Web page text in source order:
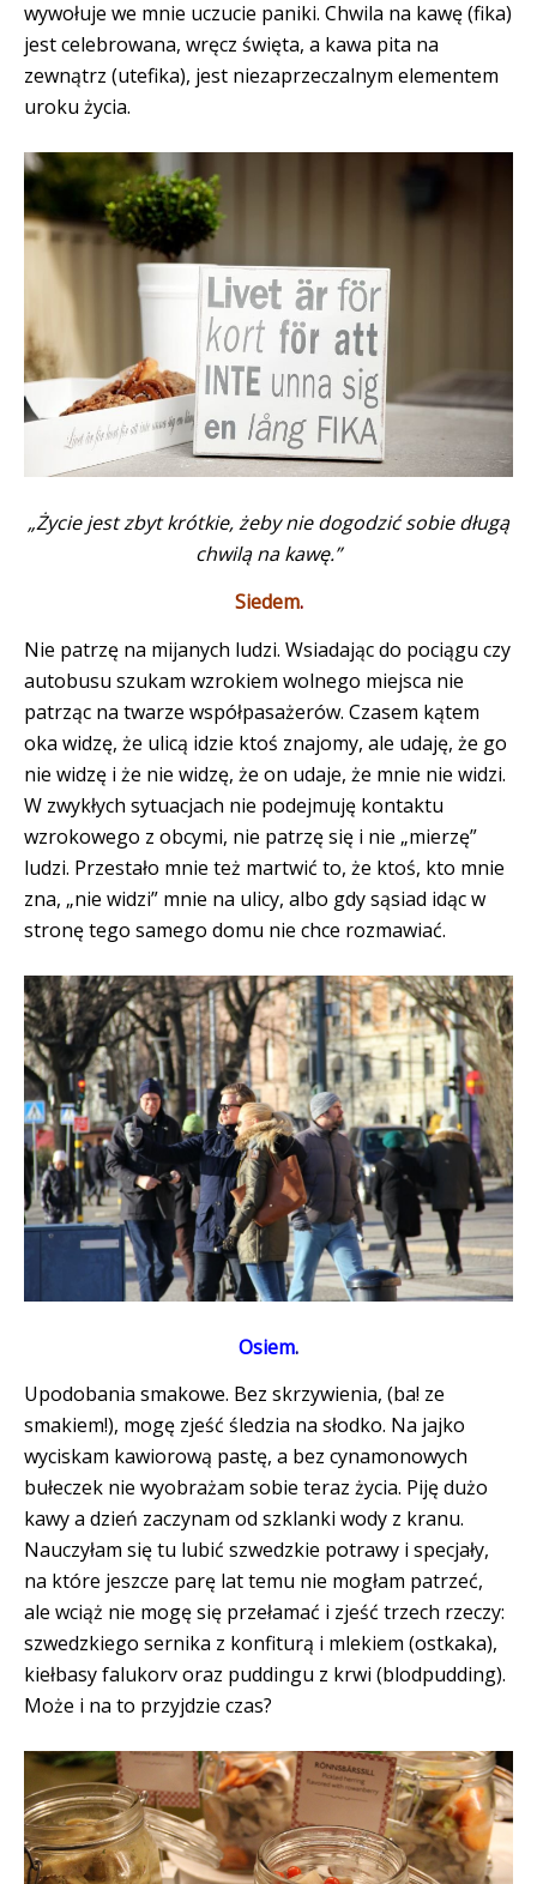
wywołuje we mnie uczucie paniki. Chwila na kawę (fika)
jest celebrowana, wręcz święta, a kawa pita na
zewnątrz (utefika), jest niezaprzeczalnym elementem
uroku życia.
„Życie jest zbyt krótkie, żeby nie dogodzić sobie długą
chwilą na kawę.”
Siedem.
Nie patrzę na mijanych ludzi. Wsiadając do pociągu czy
autobusu szukam wzrokiem wolnego miejsca nie
patrząc na twarze współpasażerów. Czasem kątem
oka widzę, że ulicą idzie ktoś znajomy, ale udaję, że go
nie widzę i że nie widzę, że on udaje, że mnie nie widzi.
W zwykłych sytuacjach nie podejmuję kontaktu
wzrokowego z obcymi, nie patrzę się i nie „mierzę”
ludzi. Przestało mnie też martwić to, że ktoś, kto mnie
zna, „nie widzi” mnie na ulicy, albo gdy sąsiad idąc w
stronę tego samego domu nie chce rozmawiać.
Osiem.
Upodobania smakowe. Bez skrzywienia, (ba! ze
smakiem!), mogę zjeść śledzia na słodko. Na jajko
wyciskam kawiorową pastę, a bez cynamonowych
bułeczek nie wyobrażam sobie teraz życia. Piję dużo
kawy a dzień zaczynam od szklanki wody z kranu.
Nauczyłam się tu lubić szwedzkie potrawy i specjały,
na które jeszcze parę lat temu nie mogłam patrzeć,
ale wciąż nie mogę się przełamać i zjeść trzech rzeczy:
szwedzkiego sernika z konfiturą i mlekiem (ostkaka),
kiełbasy falukorv oraz puddingu z krwi (blodpudding).
Może i na to przyjdzie czas?